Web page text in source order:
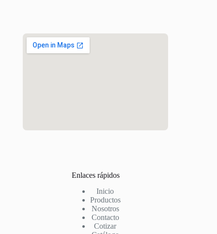
Enlaces rápidos
Inicio
Productos
Nosotros
Contacto
Cotizar